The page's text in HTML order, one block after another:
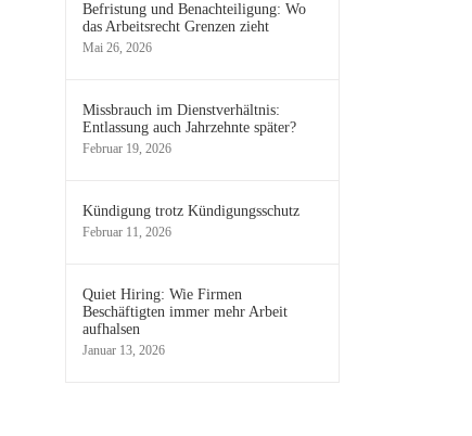
Befristung und Benachteiligung: Wo
das Arbeitsrecht Grenzen zieht
Mai 26, 2026
Missbrauch im Dienstverhältnis:
Entlassung auch Jahrzehnte später?
Februar 19, 2026
Kündigung trotz Kündigungsschutz
Februar 11, 2026
Quiet Hiring: Wie Firmen
Beschäftigten immer mehr Arbeit
aufhalsen
Januar 13, 2026